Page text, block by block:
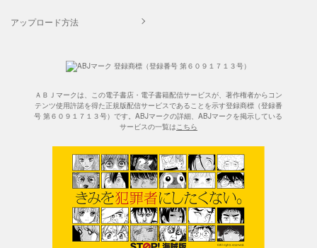
アップロード方法
ＡＢＪマークは、この電子書店・電子書籍配信サービスが、著作権者からコン
テンツ使用許諾を得た正規版配信サービスであることを示す登録商標（登録番
号 第６０９１７１３号）です。ABJマークの詳細、ABJマークを掲示している
サービスの一覧はこちら